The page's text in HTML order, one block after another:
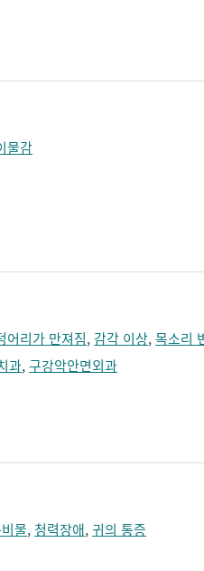
물감
어리가 만져짐, 감각 이상,목소리
과,구강악안면외과
물, 청력장애,귀의 통증